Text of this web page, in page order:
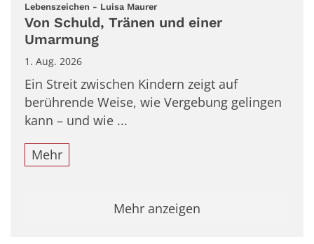
Lebenszeichen - Luisa Maurer:
Von Schuld, Tränen und einer
Umarmung
1. Aug. 2026
Ein Streit zwischen Kindern zeigt auf
berührende Weise, wie Vergebung gelingen
kann – und wie ...
Mehr
Mehr anzeigen